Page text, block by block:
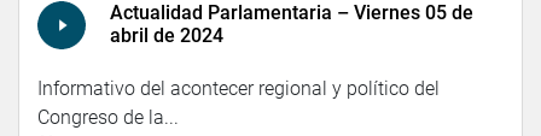
Actualidad Parlamentaria – Viernes 05 de
abril de 2024
Informativo del acontecer regional y político del
Congreso de la...